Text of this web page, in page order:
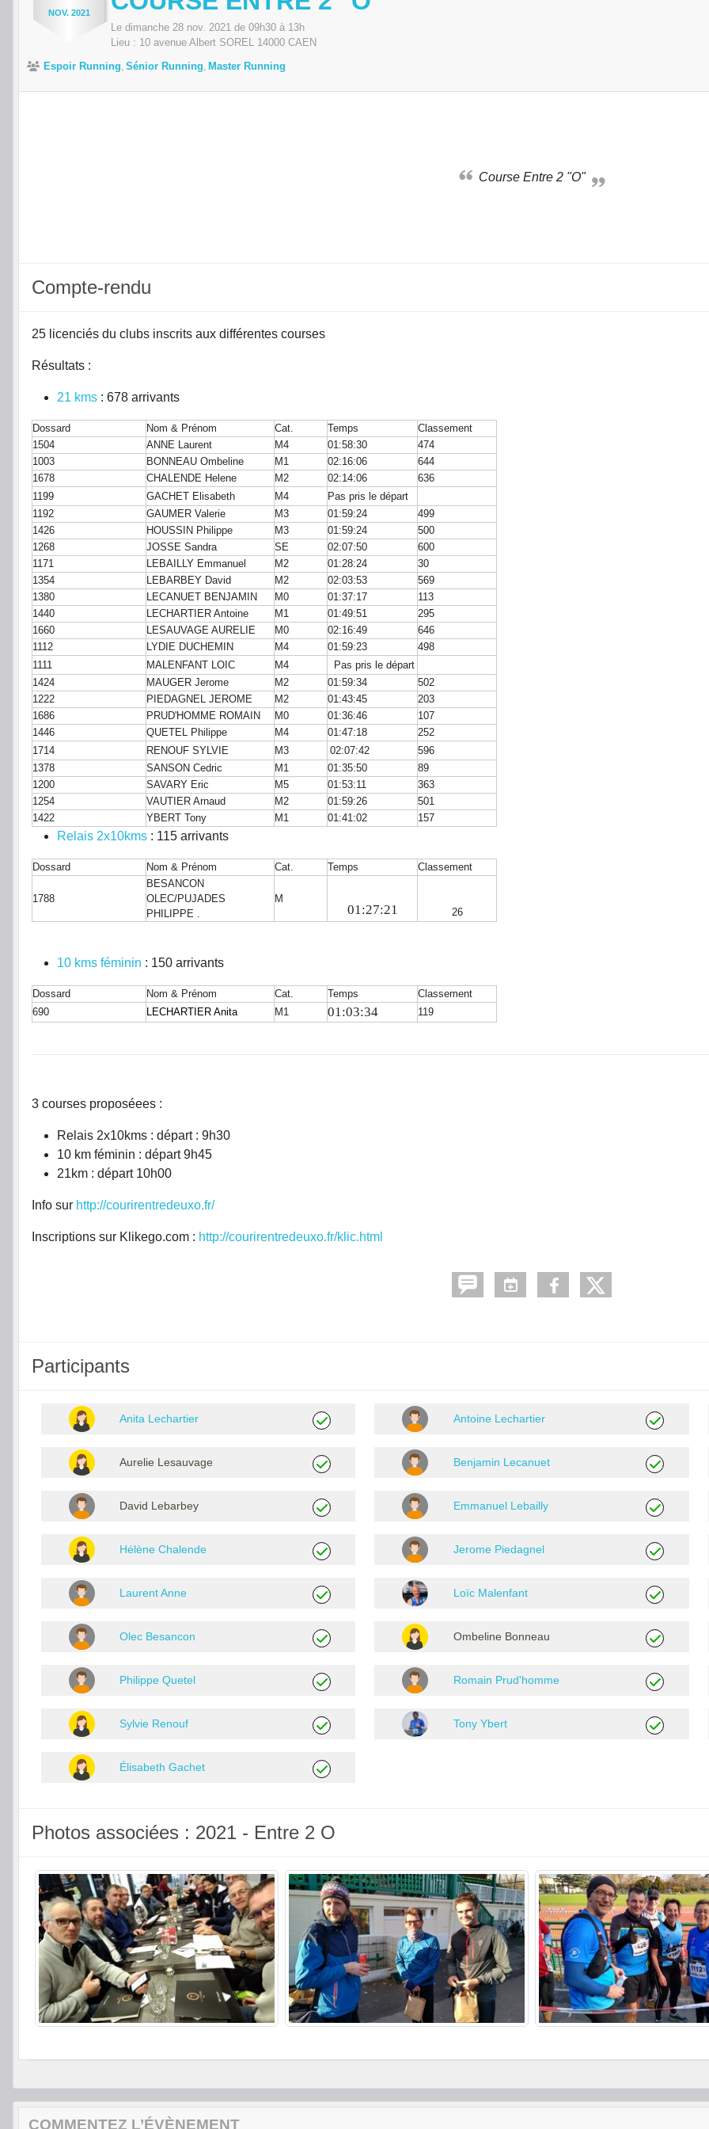
NOV. 2021
Le dimanche 28 nov. 2021 de 09h30 à 13h
Lieu : 10 avenue Albert SOREL 14000 CAEN
Espoir Running Sénior Running Master Running
Course Entre 2 "O"
Compte-rendu
25 licenciés du clubs inscrits aux différentes courses
Résultats :
21 kms : 678 arrivants
Dossard Nom & Prénom Cat. Temps
Classement
1504
ANNE Laurent M4 01:58:30
474
1003
BONNEAU Ombeline M1 02:16:06
644
1678
CHALENDE Helene M2 02:14:06
636
1199
GACHET Elisabeth M4
Pas pris le départ
1192
GAUMER Valerie M3 01:59:24
499
1426
HOUSSIN Philippe M3 01:59:24
500
1268
JOSSE Sandra SE 02:07:50
600
1171
LEBAILLY Emmanuel M2 01:28:24
30
1354
LEBARBEY David M2 02:03:53
569
1380
LECANUET BENJAMIN M0 01:37:17
113
1440
LECHARTIER Antoine M1 01:49:51
295
1660
LESAUVAGE AURELIE M0 02:16:49
646
1112
LYDIE DUCHEMIN M4 01:59:23
498
1111
MALENFANT LOIC M4
Pas pris le départ
1424
MAUGER Jerome M2 01:59:34
502
1222
PIEDAGNEL JEROME M2 01:43:45
203
1686
PRUD'HOMME ROMAIN M0 01:36:46
107
1446
QUETEL Philippe M4 01:47:18
252
1714
RENOUF SYLVIE M3 02:07:42
596
1378
SANSON Cedric M1 01:35:50
89
1200
SAVARY Eric M5 01:53:11
363
1254
VAUTIER Arnaud M2 01:59:26
501
1422
YBERT Tony M1 01:41:02 157
Relais 2x10kms : 115 arrivants
Dossard Nom & Prénom Cat. Temps Classement
1788
BESANCON
OLEC/PUJADES
PHILIPPE .
M
01:27:21 26
10 kms féminin : 150 arrivants
Dossard Nom & Prénom Cat. Temps
Classement
690
LECHARTIER Anita M1 01:03:34 119
3 courses proposéees :
Relais 2x10kms : départ : 9h30
10 km féminin : départ 9h45
21km : départ 10h00
Info sur http://courirentredeuxo.fr/
Inscriptions sur Klikego.com : http://courirentredeuxo.fr/klic.html
Participants
Anita Lechartier Antoine Lechartier
Aurelie Lesauvage Benjamin Lecanuet
David Lebarbey Emmanuel Lebailly
Hélène Chalende Jerome Piedagnel
Laurent Anne Loïc Malenfant
Olec Besancon Ombeline Bonneau
Philippe Quetel Romain Prud'homme
Sylvie Renouf Tony Ybert
Élisabeth Gachet
Photos associées : 2021 - Entre 2 O
COMMENTEZ L’ÉVÈNEMENT